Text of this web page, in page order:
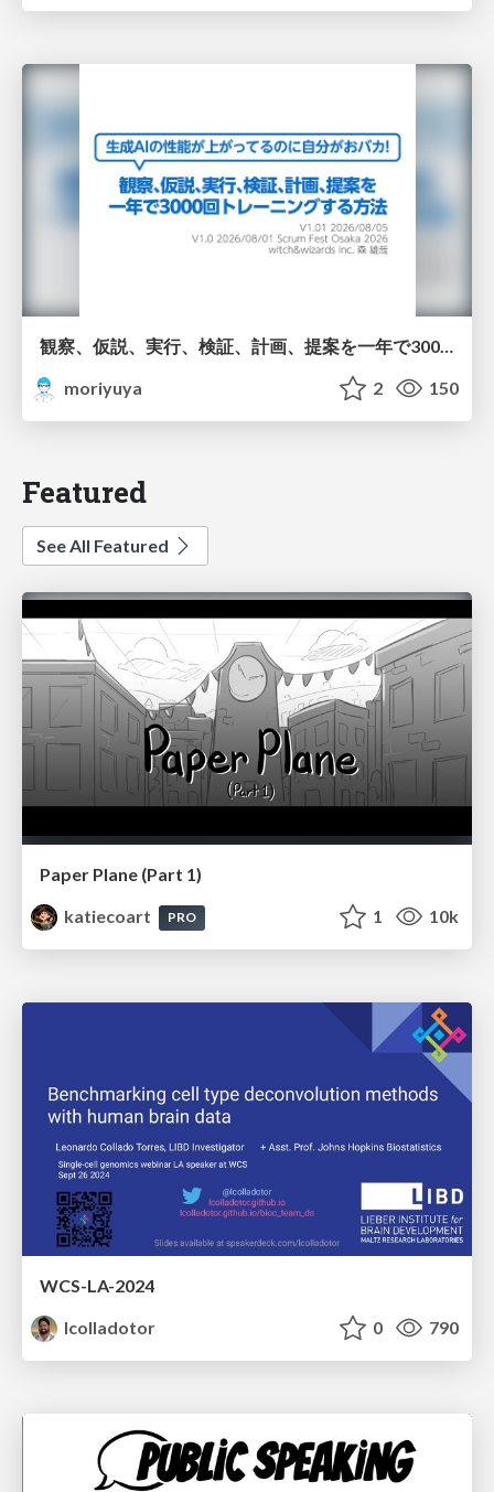
観察、仮説、実行、検証、計画、提案を一年で3000回トレーニングする方法/3000 Thinking Loops in 365 Days
moriyuya
2 150
Featured
See All Featured
Paper Plane (Part 1)
katiecoart
PRO 1 10k
WCS-LA-2024
lcolladotor
0 790